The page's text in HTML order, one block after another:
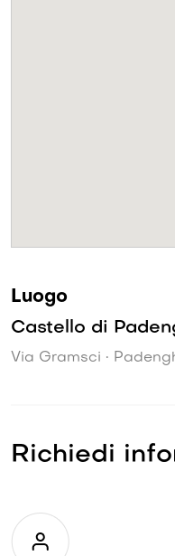
Luogo
Castello di
Via Gramsci •
Richiedi